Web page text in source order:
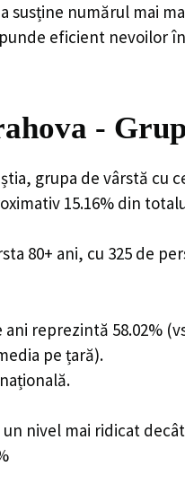
numărul mai
eficient nevoilor
-
grupa de vârstă cu
15.16% din
80+ ani, cu 325 de
reprezintă 58.02%
pe țară).
nivel mai ridicat